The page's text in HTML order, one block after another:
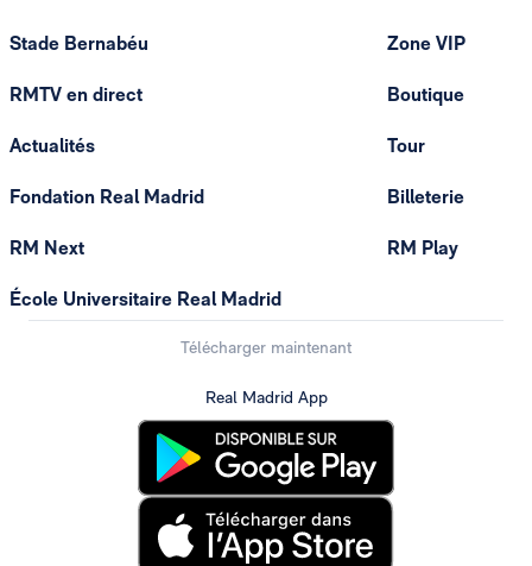
Stade Bernabéu
RMTV en direct
Actualités
Fondation Real Madrid
RM Next
École Universitaire Real Madrid
Zone VIP
Boutique
Tour
Billeterie
RM Play
Télécharger maintenant
Real Madrid App